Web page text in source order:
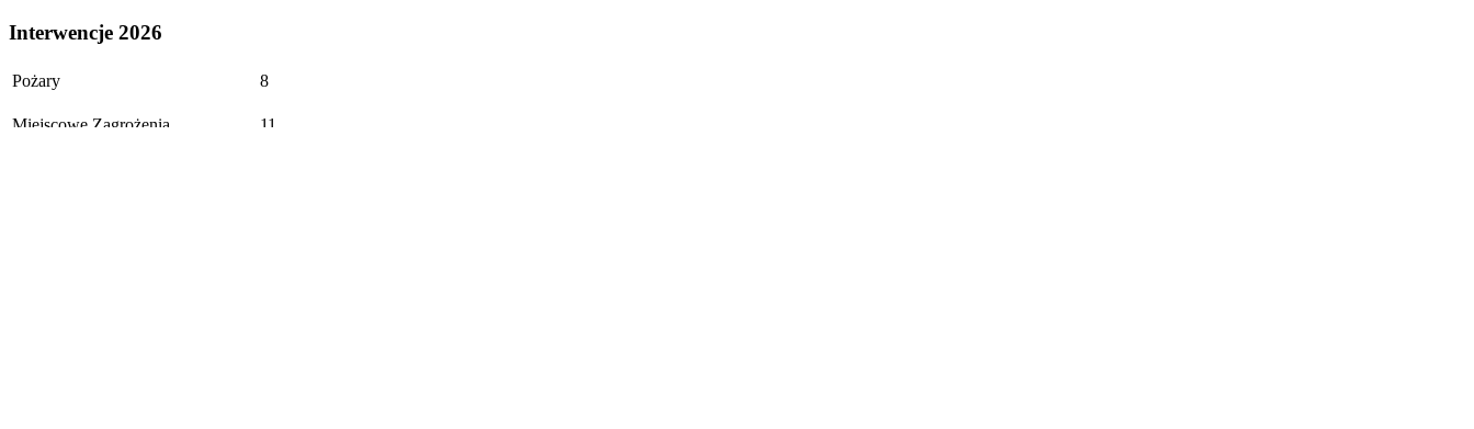
Interwencje 2026
Pożary 8
Miejscowe Zagrożenia 11